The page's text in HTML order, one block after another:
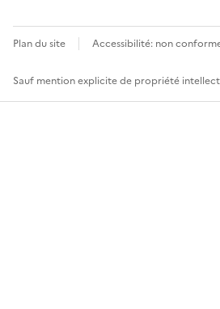
Plan du site Accessibilité: non
Sauf mention explicite de propriété